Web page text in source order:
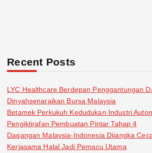
Recent Posts
LYC Healthcare Berdepan Penggantungan
Dinyahsenaraikan Bursa Malaysia
Betamek Perkukuh Kedudukan Industri
Pengiktirafan Pembuatan Pintar Tahap 4
Dagangan Malaysia-Indonesia Dijangka
Kerjasama Halal Jadi Pemacu Utama